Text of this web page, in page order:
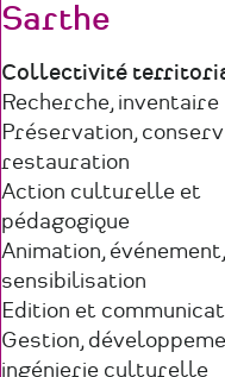
Sarthe
Type
de
structure
Collectivité
Domaine
d'activité
Recherche, inventaire
Préservation,
restauration
Action culturelle et
pédagogique
Animation, événement,
sensibilisation
Edition et
Gestion,
ingénierie culturelle